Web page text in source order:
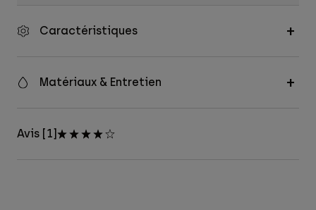
Caractéristiques
Matériaux & Entretien
Avis [1]